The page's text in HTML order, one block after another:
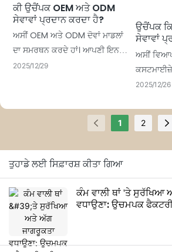
ਕੀ ਉਚੈਂਪਕ OEM ਅਤੇ ODM
ਸੇਵਾਵਾਂ ਪ੍ਰਦਾਨ ਕਰਦਾ ਹੈ?
ਅਸੀਂ OEM ਅਤੇ ODM ਦੋਵਾਂ ਮਾਡਲਾਂ
ਦਾ ਸਮਰਥਨ ਕਰਦੇ ਹਾਂ। ਆਪਣੀ ਇਨ-
ਹਾਊਸ ਫੈਕਟਰੀ ਦਾ ਲਾਭ ਉਠਾਉਂਦੇ ਹੋਏ,
ਪੈਕੇਜਿੰਗ ਹੱਲ ਪ੍ਰਦਾਨ ਕਰਦੇ ਹਾਂ।
20251229
ਉਚੈਂਪਕ
ਸੇਵਾਵਾਂ
ਤੁਸੀਂ
ਹੋ?
ਅਸੀਂ
ਬ੍ਰਾਂਡ ਲੋਗੋ
ਨਿਰਮਾਤਾ
ਤੁਹਾਡੀਆਂ
20251226
1 2
ਤੁਹਾਡੇ ਲਈ ਸਿਫ਼ਾਰਸ਼ ਕੀਤਾ ਗਿਆ
ਕੰਮ ਵਾਲੀ ਥਾਂ 'ਤੇ ਸੁਰੱਖਿਆ
ਵਧਾਉਣਾ: ਉਚਮਪਕ